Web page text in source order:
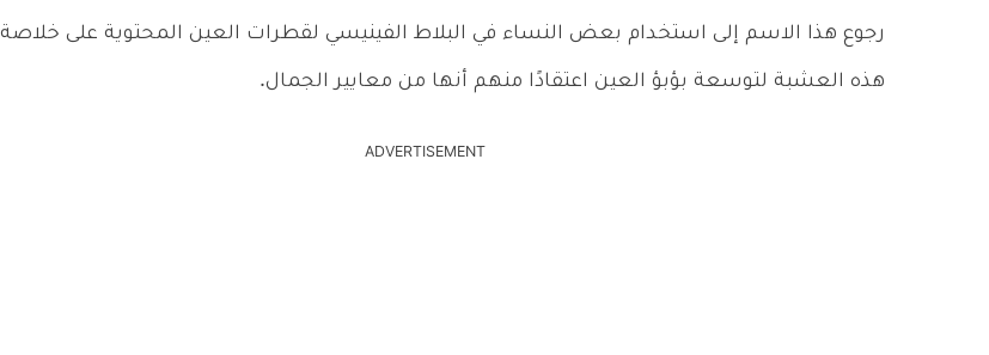
رجوع هذا الاسم إلى استخدام بعض النساء في البلاط الفينيسي لقطرات العين المحتوية على خلاصة
هذه العشبة لتوسعة بؤبؤ العين اعتقادًا منهم أنها من معايير الجمال.
ADVERTISEMENT